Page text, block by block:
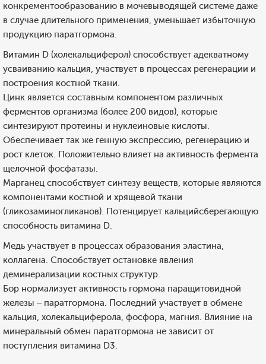
конкрементообразованию в мочевыводящей системе даже
в случае длительного применения, уменьшает избыточную
продукцию паратгормона.
Витамин D (холекальциферол) способствует адекватному
усваиванию кальция, участвует в процессах регенерации и
построения костной ткани.
Цинк является составным компонентом различных
ферментов организма (более 200 видов), которые
синтезируют протеины и нуклеиновые кислоты.
Обеспечивает так же генную экспрессию, регенерацию и
рост клеток. Положительно влияет на активность фермента
щелочной фосфатазы.
Марганец способствует синтезу веществ, которые являются
компонентами костной и хрящевой ткани
(гликозаминогликанов). Потенцирует кальцийсберегающую
способность витамина D.
Медь участвует в процессах образования эластина,
коллагена. Способствует остановке явления
деминерализации костных структур.
Бор нормализует активность гормона паращитовидной
железы – паратгормона. Последний участвует в обмене
кальция, холекальциферола, фосфора, магния. Влияние на
минеральный обмен паратгормона не зависит от
поступления витамина D3.